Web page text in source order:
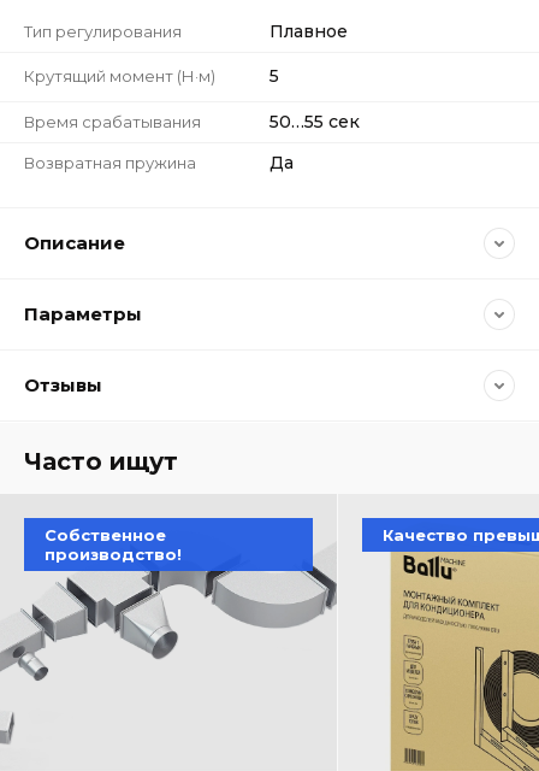
Тип регулирования Плавное
Крутящий момент (Н·м) 5
Время срабатывания 50…55 сек
Возвратная пружина Да
Описание
Параметры
Отзывы
Часто ищут
Собственное
производство!
Качество